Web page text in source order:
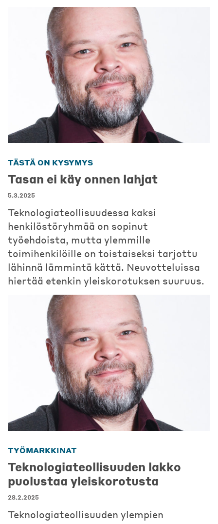
TÄSTÄ ON KYSYMYS
Tasan ei käy onnen lahjat
5.3.2025
Teknologiateollisuudessa kaksi
henkilöstöryhmää on sopinut
työehdoista, mutta ylemmille
toimihenkilöille on toistaiseksi tarjottu
lähinnä lämmintä kättä. Neuvotteluissa
hiertää etenkin yleiskorotuksen suuruus.
TYÖMARKKINAT
Teknologiateollisuuden lakko
puolustaa yleiskorotusta
28.2.2025
Teknologiateollisuuden ylempien